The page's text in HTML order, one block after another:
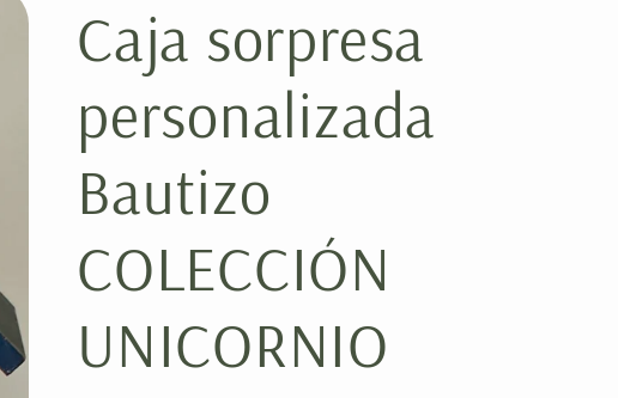
g
i
ó
Caja sorpresa
personalizada
Bautizo
COLECCIÓN
UNICORNIO